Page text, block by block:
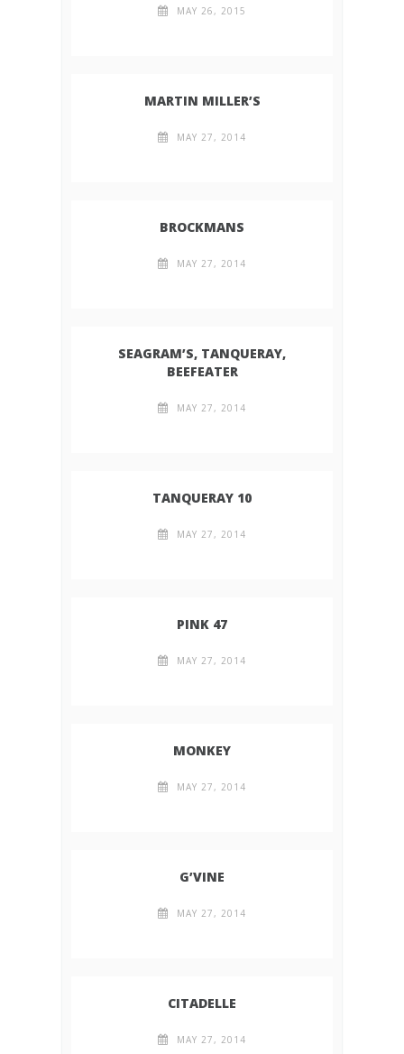
MAY 26, 2015
MARTIN MILLER’S
MAY 27, 2014
BROCKMANS
MAY 27, 2014
SEAGRAM’S, TANQUERAY,
BEEFEATER
MAY 27, 2014
TANQUERAY 10
MAY 27, 2014
PINK 47
MAY 27, 2014
MONKEY
MAY 27, 2014
G’VINE
MAY 27, 2014
CITADELLE
MAY 27, 2014